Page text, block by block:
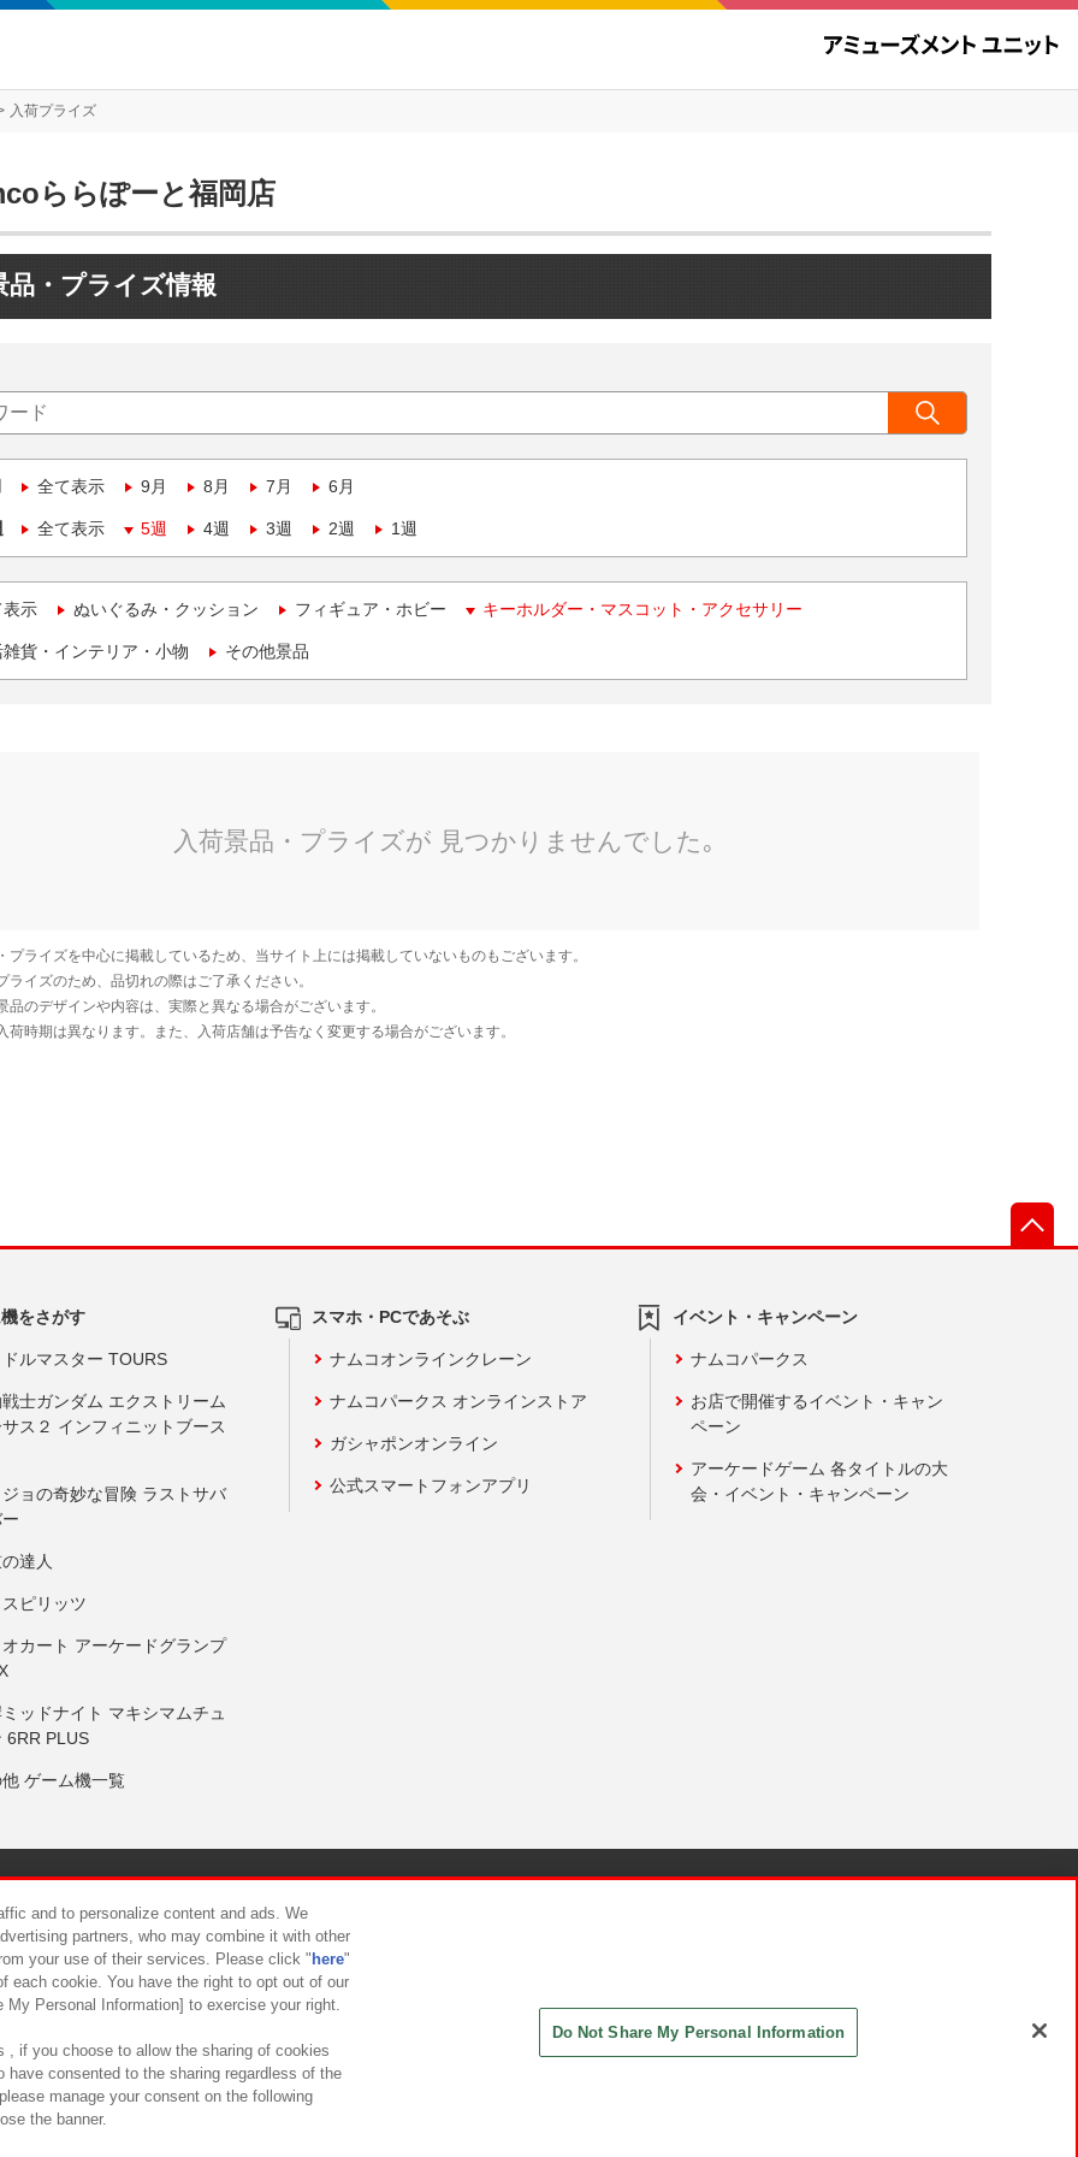
入荷プライズ
ららぽーと福岡店
品・プライズ情報
全て表示 9月 8月 7月 6月
全て表示 5週 4週 3週 2週 1週
表示 ぬいぐるみ・クッション フィギュア・ホビー キーホルダー・マスコット・アクセサリー
貨・インテリア・小物 その他景品
をさがす
ルマスター TOURS
士ガンダム エクストリーム
ス２ インフィニットブース
ョの奇妙な冒険 ラストサバ
達人
ピリッツ
カート アーケードグランプ
ッドナイト マキシマムチュ
6RR PLUS
ゲーム機一覧
スマホ・PCであそぶ
ナムコオンラインクレーン
ナムコパークス オンラインストア
ガシャポンオンライン
公式スマートフォンアプリ
イベント・キャンペーン
ナムコパークス
お店で開催するイベント・キャン
ペーン
アーケードゲーム 各タイトルの大
会・イベント・キャンペーン
について カスタマーハラスメント対応方針
and to personalize content and ads. We
partners, who may combine it with other
your use of their services. Please click " here"
each cookie. You have the right to opt out of our
Personal Information] to exercise your right.
, if you choose to allow the sharing of cookies
have consented to the sharing regardless of the
manage your consent on the following
the banner.
Do Not Share My Personal Information